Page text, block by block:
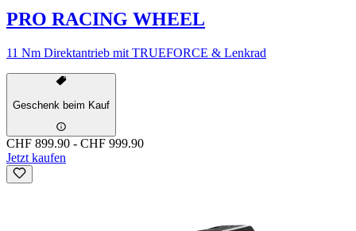
PRO RACING WHEEL
11 Nm Direktantrieb mit TRUEFORCE & Lenkrad
Geschenk beim Kauf
CHF 899.90 - CHF 999.90
Jetzt kaufen